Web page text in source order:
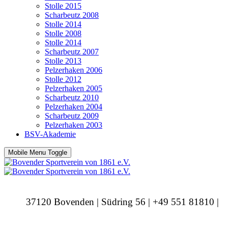
Stolle 2015
Scharbeutz 2008
Stolle 2014
Stolle 2008
Stolle 2014
Scharbeutz 2007
Stolle 2013
Pelzerhaken 2006
Stolle 2012
Pelzerhaken 2005
Scharbeutz 2010
Pelzerhaken 2004
Scharbeutz 2009
Pelzerhaken 2003
BSV-Akademie
Mobile Menu Toggle
37120 Bovenden | Südring 56 | +49 551 81810 |